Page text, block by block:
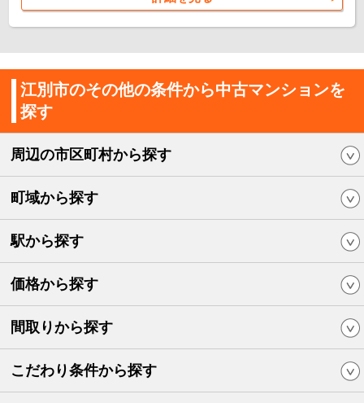
江別市のその他の条件から中古マンションを
探す
周辺の市区町村から探す
町域から探す
駅から探す
価格から探す
間取りから探す
こだわり条件から探す